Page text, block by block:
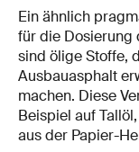
Ein ähnlich
für die Dosierung
sind ölige Stoffe,
Ausbauasphalt
machen. Diese
Beispiel auf
aus der Papier-